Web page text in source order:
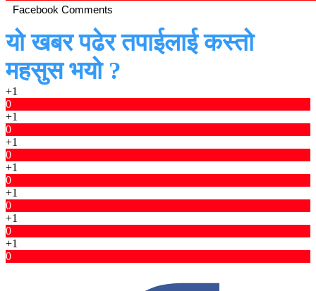
Facebook Comments
यो खबर पढेर तपाईलाई कस्तो
महसुस भयो ?
+1
0
+1
0
+1
0
+1
0
+1
0
+1
0
+1
0